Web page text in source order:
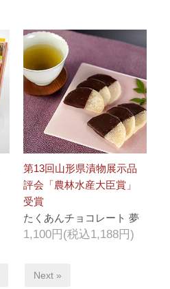
第13回山形県漬物展示品
評会「農林水産大臣賞」
受賞
たくあんチョコレート 夢
1,100円(税込1,188円)
Next »